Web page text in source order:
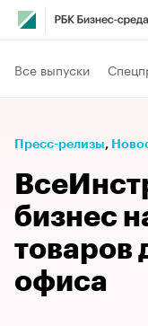
Все выпуски
Пресс-релизы⁠,
бизнес
товаров
офиса